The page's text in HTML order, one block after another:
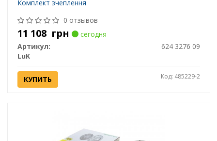
Комплект зчеплення
0 отзывов
11 108 грн
сегодня
Артикул:
624 3276 09
LuK
КУПИТЬ Код: 485229-2